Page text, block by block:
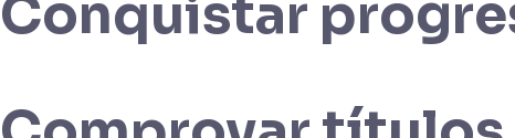
Conquistar